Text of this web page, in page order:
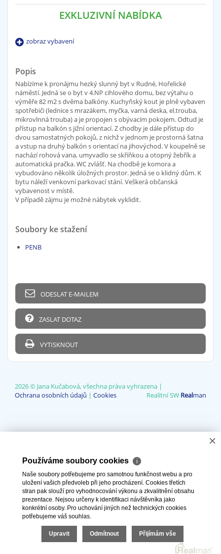
EXKLUZIVNÍ NABÍDKA
zobraz vybavení
Popis
Nabízíme k pronájmu hezký slunný byt v Rudné, Hořelické
náměstí. Jedná se o byt v 4.NP cihlového domu, bez výtahu o
výměře 82 m2 s dvěma balkóny. Kuchyňský kout je plně vybaven
spotřebiči (lednice s mrazákem, myčka, varná deska, el.trouba,
mikrovlnná trouba) a je propojen s obývacím pokojem. Odtud je
přístup na balkón s jižní orientací. Z chodby je dále přístup do
dvou samostatných pokojů, z nichž v jednom je prostorná šatna
a vstup na druhý balkón s orientací na jihovýchod. V koupelně se
nachází rohová vana, umyvadlo se skříňkou a otopný žebřík a
automatická pračka. WC zvlášť. Na chodbě je komora a
vybudováno několik úložných prostor. Jedná se o klidný dům. K
bytu náleží venkovní parkovací stání. Veškerá občanská
vybavenost v místě.
V případě zájmu je možné nábytek vyklidit.
Soubory ke stažení
PENB
ODESLAT E-MAILEM
ZASLAT DOTAZ
VYTISKNOUT
2026 © Jana Kučabová, všechna práva vyhrazena |
Ochrana osobních údajů | Cookies Realitní SW Realman
×
Používáme soubory cookies ℹ
Naše soubory potřebujeme pro samotnou funkčnost webu a pro
uložení vašich předvoleb při jeho procházení. Cookies třetích
stran pak slouží pro vyhodnocování výkonu a zkvalitnění obsahu
prezentace. Nejsou určeny k identifikaci návštěvníka jako
konkrétní osoby. Pro uchování jiných než technických cookies
potřebujeme váš souhlas.
Upravit Odmítnout Přijímám vše